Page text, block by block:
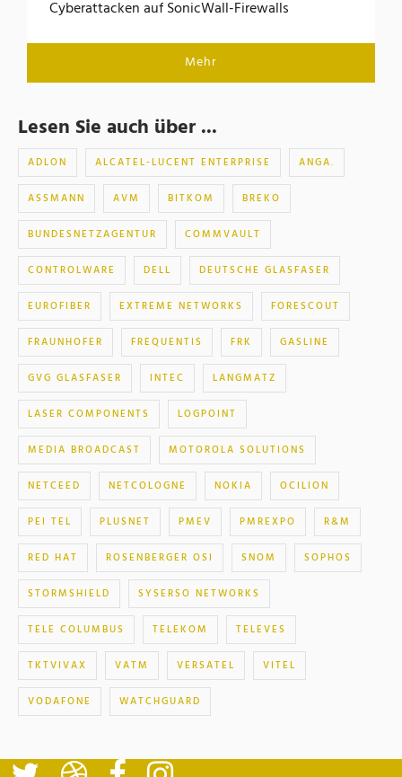
Cyberattacken auf SonicWall-Firewalls
Mehr
Lesen Sie auch über ...
ADLON ALCATEL-LUCENT ENTERPRISE ANGA.
ASSMANN AVM BITKOM BREKO
BUNDESNETZAGENTUR COMMVAULT
CONTROLWARE DELL DEUTSCHE GLASFASER
EUROFIBER EXTREME NETWORKS FORESCOUT
FRAUNHOFER FREQUENTIS FRK GASLINE
GVG GLASFASER INTEC LANGMATZ
LASER COMPONENTS LOGPOINT
MEDIA BROADCAST MOTOROLA SOLUTIONS
NETCEED NETCOLOGNE NOKIA OCILION
PEI TEL PLUSNET PMEV PMREXPO R&M
RED HAT ROSENBERGER OSI SNOM SOPHOS
STORMSHIELD SYSERSO NETWORKS
TELE COLUMBUS TELEKOM TELEVES
TKTVIVAX VATM VERSATEL VITEL
VODAFONE WATCHGUARD